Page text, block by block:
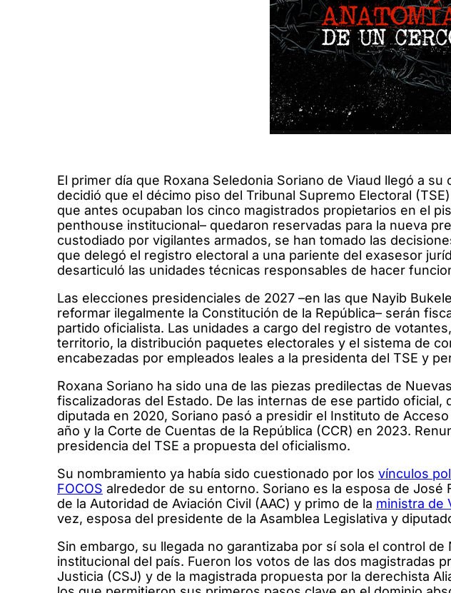
El primer día que Roxana Seledonia Soriano de Viaud llegó a
decidió que el décimo piso del Tribunal Supremo Electoral
que antes ocupaban los cinco magistrados propietarios en el
penthouse institucional– quedaron reservadas para la nueva
custodiado por vigilantes armados, se han tomado las
que delegó el registro electoral a una pariente del exasesor
desarticuló las unidades técnicas responsables de hacer
Las elecciones presidenciales de 2027 –en las que Nayib
reformar ilegalmente la Constitución de la República– serán
partido oficialista. Las unidades a cargo del registro de
territorio, la distribución paquetes electorales y el sistema de
encabezadas por empleados leales a la presidenta del TSE y
Roxana Soriano ha sido una de las piezas predilectas de
fiscalizadoras del Estado. De las internas de ese partido oficial,
diputada en 2020, Soriano pasó a presidir el Instituto de
año y la Corte de Cuentas de la República (CCR) en 2023.
presidencia del TSE a propuesta del oficialismo.
Su nombramiento ya había sido cuestionado por los vínculos
FOCOS alrededor de su entorno. Soriano es la esposa de José
de la Autoridad de Aviación Civil (AAC) y primo de la ministra de
vez, esposa del presidente de la Asamblea Legislativa y
Sin embargo, su llegada no garantizaba por sí sola el control
institucional del país. Fueron los votos de las dos magistradas
Justicia (CSJ) y de la magistrada propuesta por la derechista